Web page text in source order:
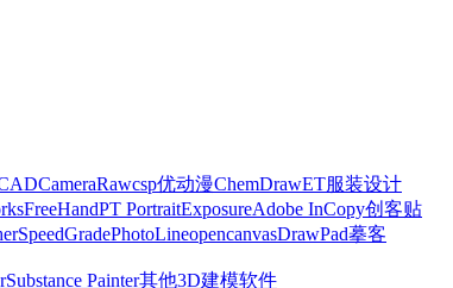
CameraRawcsp优动漫ChemDrawET服装设计
FreeHandPT PortraitExposureAdobe InCopy创客贴
SpeedGradePhotoLineopencanvasDrawPad摹客
Substance Painter其他3D建模软件